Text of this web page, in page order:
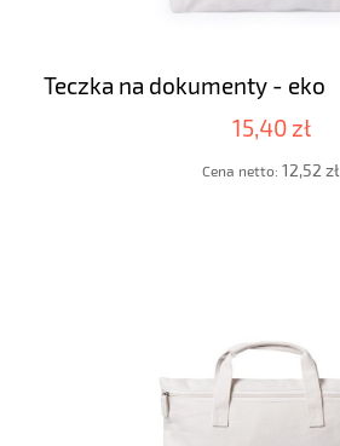
Teczka na dokumenty - eko
15,40 zł
Cena netto: 12,52 zł